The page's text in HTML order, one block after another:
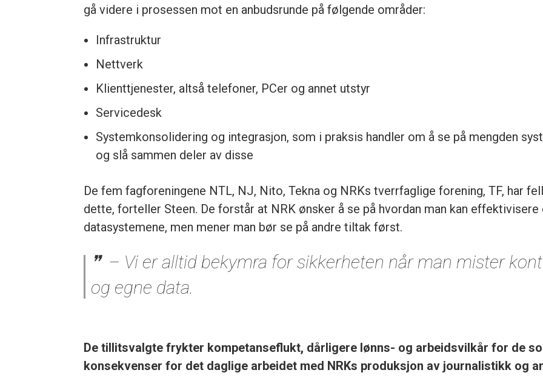
gå videre i prosessen mot en anbudsrunde på følgende områder:
Infrastruktur
Nettverk
Klienttjenester, altså telefoner, PCer og annet utstyr
Servicedesk
Systemkonsolidering og integrasjon, som i praksis handler om å se på mengden
og slå sammen deler av disse
De fem fagforeningene NTL, NJ, Nito, Tekna og NRKs tverrfaglige forening, TF, har
dette, forteller Steen. De forstår at NRK ønsker å se på hvordan man kan
datasystemene, men mener man bør se på andre tiltak først.
– Vi er alltid bekymra for sikkerheten når man mister
og egne data.
De tillitsvalgte frykter kompetanseflukt, dårligere lønns- og arbeidsvilkår for de
konsekvenser for det daglige arbeidet med NRKs produksjon av journalistikk og